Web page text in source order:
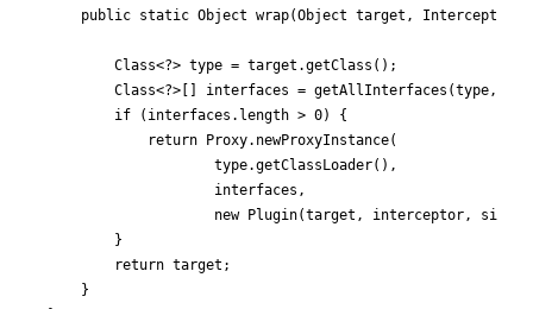
public static Object wrap(Object target, Interceptor
        Class<?> type = target.getClass();
Class<?>[] interfaces = getAllInterfaces(type,
        if (interfaces.length > 0) {
            return Proxy.newProxyInstance(
                    type.getClassLoader(),
                    interfaces,
new Plugin(target, interceptor,
        }
        return target;
    }